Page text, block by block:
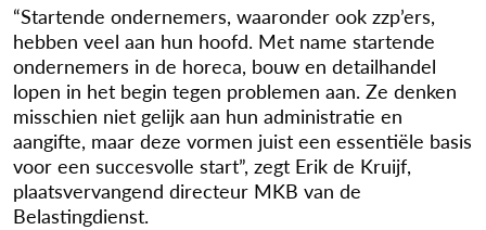
“Startende ondernemers, waaronder ook zzp’ers,
hebben veel aan hun hoofd. Met name startende
ondernemers in de horeca, bouw en detailhandel
lopen in het begin tegen problemen aan. Ze denken
misschien niet gelijk aan hun administratie en
aangifte, maar deze vormen juist een essentiële basis
voor een succesvolle start”, zegt Erik de Kruijf,
plaatsvervangend directeur MKB van de
Belastingdienst.